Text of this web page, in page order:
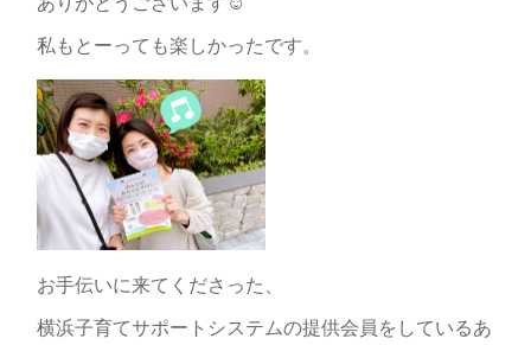
私もとーっても楽しかったです。
お手伝いに来てくださった、
横浜子育てサポートシステムの提供会員をしているあ